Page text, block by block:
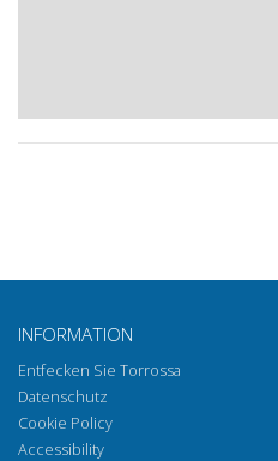
INFORMATION
Entfecken Sie Torrossa
Datenschutz
Cookie Policy
Accessibility